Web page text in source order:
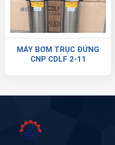
MÁY BƠM TRỤC ĐỨNG
CNP CDLF 2-11